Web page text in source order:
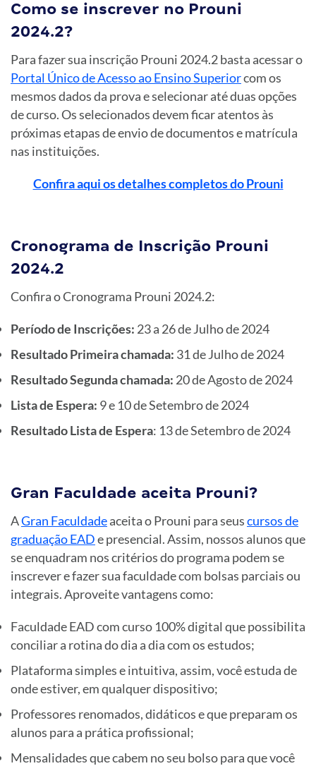
Como se inscrever no Prouni
2024.2?
Para fazer sua inscrição Prouni 2024.2 basta acessar o
Portal Único de Acesso ao Ensino Superiorcom os
mesmos dados da prova e selecionar até duas opções
de curso. Os selecionados devem ficar atentos às
próximas etapas de envio de documentos e matrícula
nas instituições.
Confira aqui os detalhes completos do Prouni
Cronograma de Inscrição Prouni
2024.2
Confira o Cronograma Prouni 2024.2:
Período de Inscrições: 23 a 26 de Julho de 2024
Resultado Primeira chamada: 31 de Julho de 2024
Resultado Segunda chamada: 20 de Agosto de 2024
Lista de Espera: 9 e 10 de Setembro de 2024
Resultado Lista de Espera: 13 de Setembro de 2024
Gran Faculdade aceita Prouni?
AGran Faculdadeaceita o Prouni para seuscursos de
graduação EADe presencial. Assim, nossos alunos que
se enquadram nos critérios do programa podem se
inscrever e fazer sua faculdade com bolsas parciais ou
integrais. Aproveite vantagens como:
Faculdade EAD com curso 100% digital que possibilita
conciliar a rotina do dia a dia com os estudos;
Plataforma simples e intuitiva, assim, você estuda de
onde estiver, em qualquer dispositivo;
Professores renomados, didáticos e que preparam os
alunos para a prática profissional;
Mensalidades que cabem no seu bolso para que você